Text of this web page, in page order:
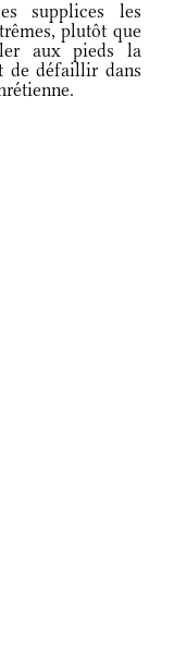
supplices les
plutôt que
aux pieds la
de défaillir dans